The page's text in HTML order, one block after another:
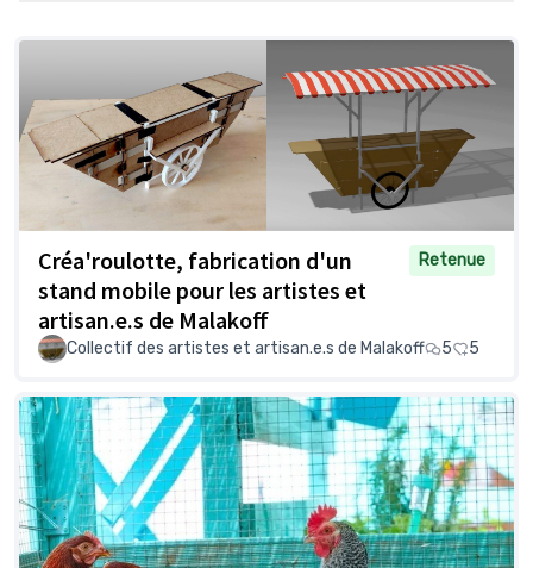
Créa'roulotte, fabrication d'un
stand mobile pour les artistes et
artisan.e.s de Malakoff
Retenue
Collectif des artistes et artisan.e.s de Malakoff 5 5